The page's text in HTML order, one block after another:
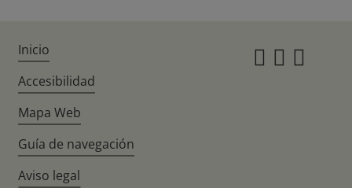
Inicio
Accesibilidad
Mapa Web
Guía de navegación
Aviso legal